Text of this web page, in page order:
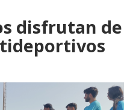
disfrutan de